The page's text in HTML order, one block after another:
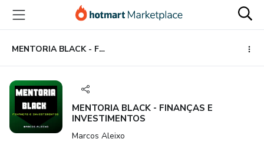
para
conteúdo
principal
para
pagamento
para
rodapé
MENTORIA BLACK - FINANÇAS E INVESTIMENTOS
MENTORIA BLACK - FINANÇAS E
INVESTIMENTOS
Marcos Aleixo